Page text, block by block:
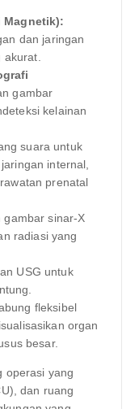
Magnetik):
dan jaringan
gambar
kelainan
suara untuk
internal,
prenatal
gambar sinar-X
radiasi yang
USG untuk
fleksibel
organ
besar.
operasi yang
dan ruang